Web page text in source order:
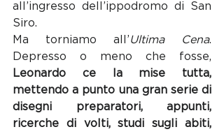
all’ingresso dell’ippodromo di San
Siro.
Ma torniamo all’Ultima Cena.
Leonardo ce la mise tutta,
mettendo a punto una gran serie di
disegni preparatori, appunti,
ricerche di volti, studi sugli abiti,